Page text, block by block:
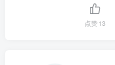
点赞13